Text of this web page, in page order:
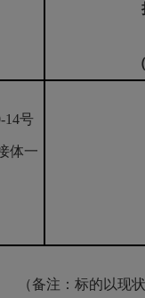
14号
体一
（备注：标的以现